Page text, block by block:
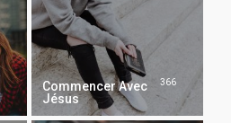
Commencer Avec
Jésus
366